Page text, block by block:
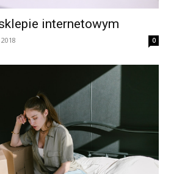
internetowym
0